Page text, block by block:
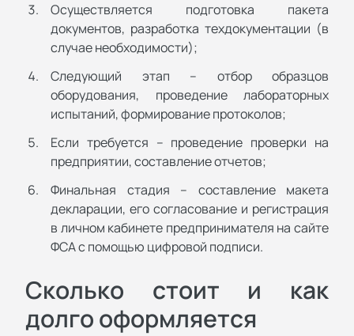
Осуществляется подготовка пакета
документов, разработка техдокументации (в
случае необходимости);
Следующий этап – отбор образцов
оборудования, проведение лабораторных
испытаний, формирование протоколов;
Если требуется – проведение проверки на
предприятии, составление отчетов;
Финальная стадия – составление макета
декларации, его согласование и регистрация
в личном кабинете предпринимателя на сайте
ФСА с помощью цифровой подписи.
Сколько стоит и как
долго оформляется